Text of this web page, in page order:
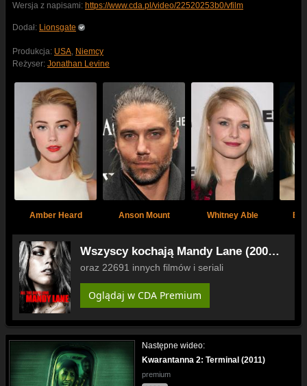
Wersja z napisami: https://www.cda.pl/video/22520253b0/vfilm
Dodał: Lionsgate
Produkcja: USA, Niemcy
Reżyser: Jonathan Levine
Amber Heard Anson Mount Whitney Able
Wszyscy kochają Mandy Lane (2006)
Lektor PL
oraz 22691 innych filmów i seriali
Oglądaj w CDA Premium
Następne wideo:
Kwarantanna 2: Terminal (2011)
premium